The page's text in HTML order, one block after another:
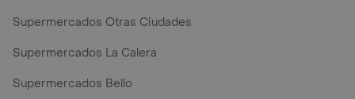
Supermercados Otras Ciudades
Supermercados La Calera
Supermercados Bello